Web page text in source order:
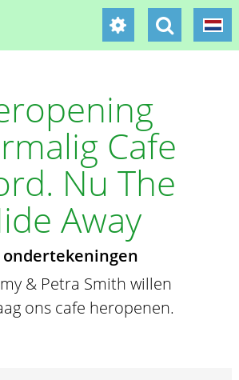
Cafe
Nu The
Away
ondertekeningen
& Petra Smith willen
ons cafe heropenen.